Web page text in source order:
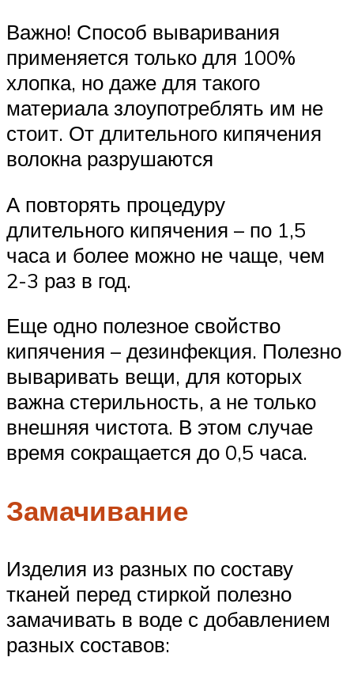
Важно! Способ вываривания
применяется только для 100%
хлопка, но даже для такого
материала злоупотреблять им не
стоит. От длительного кипячения
волокна разрушаются
А повторять процедуру
длительного кипячения – по 1,5
часа и более можно не чаще, чем
2-3 раз в год.
Еще одно полезное свойство
кипячения – дезинфекция. Полезно
вываривать вещи, для которых
важна стерильность, а не только
внешняя чистота. В этом случае
время сокращается до 0,5 часа.
Замачивание
Изделия из разных по составу
тканей перед стиркой полезно
замачивать в воде с добавлением
разных составов: